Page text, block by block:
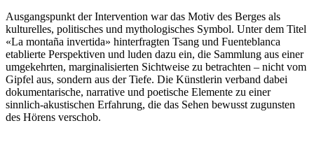
Ausgangspunkt der Intervention war das Motiv des Berges als
kulturelles, politisches und mythologisches Symbol. Unter dem Titel
«La montaña invertida» hinterfragten Tsang und Fuenteblanca
etablierte Perspektiven und luden dazu ein, die Sammlung aus einer
umgekehrten, marginalisierten Sichtweise zu betrachten – nicht vom
Gipfel aus, sondern aus der Tiefe. Die Künstlerin verband dabei
dokumentarische, narrative und poetische Elemente zu einer
sinnlich-akustischen Erfahrung, die das Sehen bewusst zugunsten
des Hörens verschob.